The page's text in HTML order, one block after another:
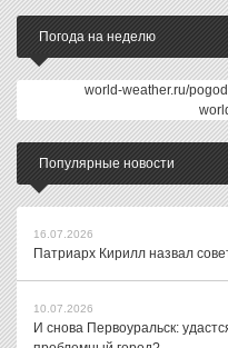
Погода на неделю
world-weather.ru/
Популярные новости
16.07.2026
Патриарх Кирилл назвал
10.07.2026
И снова Первоуральск: